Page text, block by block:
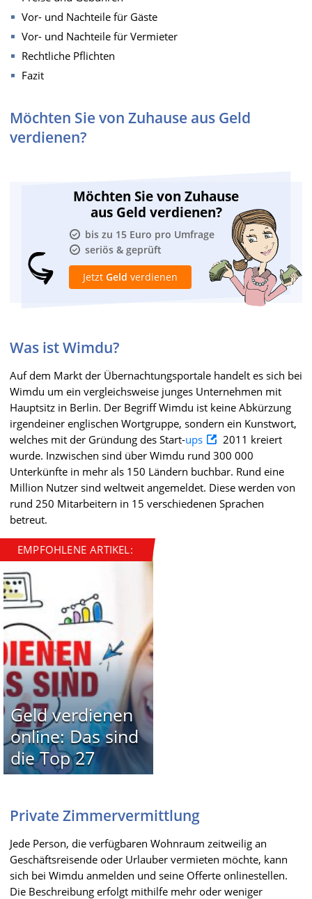
Vor- und Nachteile für Gäste
Vor- und Nachteile für Vermieter
Rechtliche Pflichten
Fazit
Möchten Sie von Zuhause aus Geld
verdienen?
Möchten Sie von Zuhause
aus Geld verdienen?
bis zu 15 Euro pro Umfrage
seriös & geprüft
Jetzt Geld verdienen
Was ist Wimdu?
Auf dem Markt der Übernachtungsportale handelt es sich bei
Wimdu um ein vergleichsweise junges Unternehmen mit
Hauptsitz in Berlin. Der Begriff Wimdu ist keine Abkürzung
irgendeiner englischen Wortgruppe, sondern ein Kunstwort,
welches mit der Gründung des Start-ups
2011 kreiert
wurde. Inzwischen sind über Wimdu rund 300 000
Unterkünfte in mehr als 150 Ländern buchbar. Rund eine
Million Nutzer sind weltweit angemeldet. Diese werden von
rund 250 Mitarbeitern in 15 verschiedenen Sprachen
betreut.
EMPFOHLENE ARTIKEL:
Geld verdienen
online: Das sind
die Top 27
Private Zimmervermittlung
Jede Person, die verfügbaren Wohnraum zeitweilig an
Geschäftsreisende oder Urlauber vermieten möchte, kann
sich bei Wimdu anmelden und seine Offerte onlinestellen.
Die Beschreibung erfolgt mithilfe mehr oder weniger